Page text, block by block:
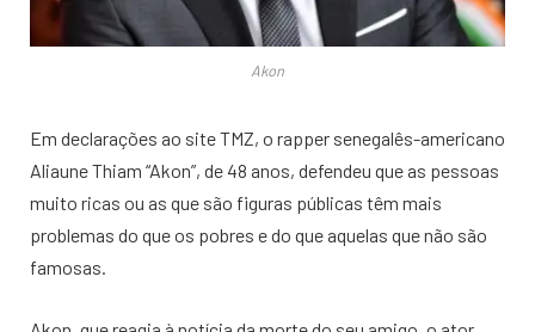
Akon
Em declarações ao site TMZ, o rapper senegalês-americano
Aliaune Thiam “Akon”, de 48 anos, defendeu que as pessoas
muito ricas ou as que são figuras públicas têm mais
problemas do que os pobres e do que aquelas que não são
famosas.